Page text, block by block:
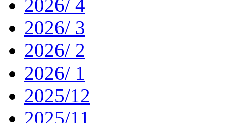
2026/ 4
2026/ 3
2026/ 2
2026/ 1
2025/12
2025/11